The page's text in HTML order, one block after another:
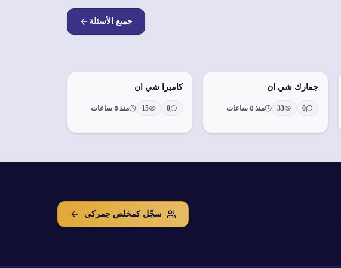
جميع الأسئلة
جمارك شي ان
0
33 منذ ٥ ساعات
كاميرا شي ان
0
15 منذ ٥ ساعات
سجّل كمخلص جمركي